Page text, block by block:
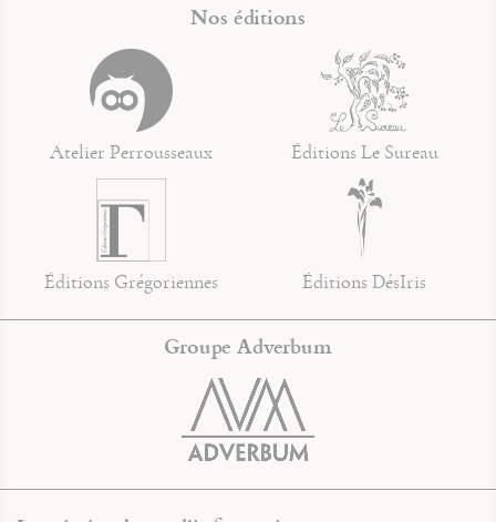
Nos éditions
Atelier Perrousseaux Éditions Le Sureau
Éditions Grégoriennes Éditions DésIris
Groupe Adverbum